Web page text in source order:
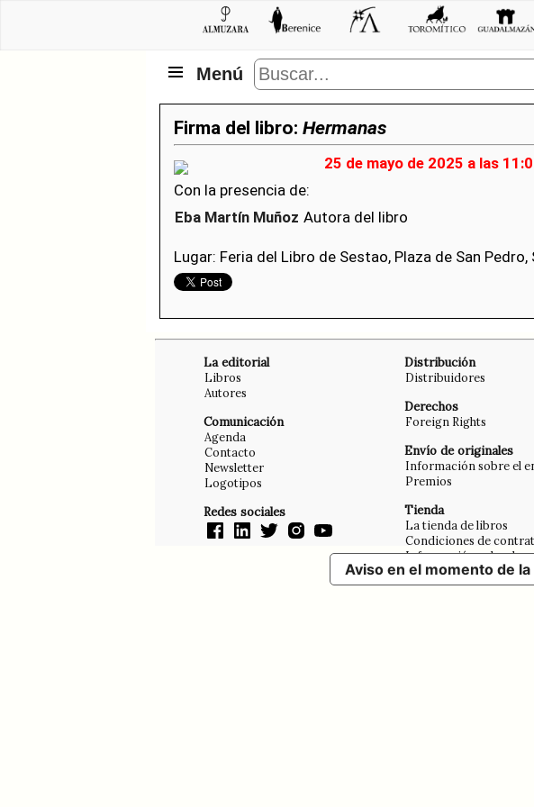
Menú
Firma del libro: Hermanas
25 de mayo de 2025 a las
Con la presencia de:
Eba Martín Muñoz Autora del libro
Lugar: Feria del Libro de Sestao, Plaza de San
La editorial
Libros
Autores
Comunicación
Agenda
Contacto
Newsletter
Logotipos
Redes sociales
Distribución
Distribuidores
Derechos
Foreign Rights
Envío de originales
Información sobre el
Premios
Tienda
La tienda de libros
Condiciones de
Información sobre las
Aviso legal
Aviso en el momento de